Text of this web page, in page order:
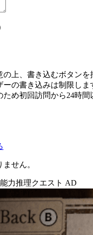
の上、書き込むボタンを
の書き込みは制限しま
め初回訪問から24時間
せん。
力推理クエスト AD